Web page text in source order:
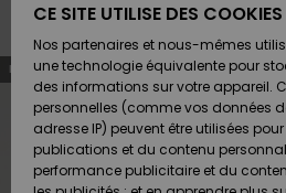
Chaussures
& Tongs
Surf
Chaussures
& Tongs
Surf
FEMME
A
Découvrir
Snow
SURF
Surf
Shop
Enfant
Highlights
SNOW
Snow
Shop
Enfant
Snow
Shop
Femme
Enfant
Outlet
Femme
Retours
Paiement
Carte
Cadeau
Filtrer & Trier
Passer
aux
critères
filtrage
recherche
Aller
trier
NOUVEAUTÉ
CE SITE UTILISE DES COOKIES
Nos partenaires et nous-mêmes
une technologie équivalente pour
des informations sur votre appareil.
personnelles (comme vos données
adresse IP) peuvent être utilisées
publications et du contenu
performance publicitaire et du